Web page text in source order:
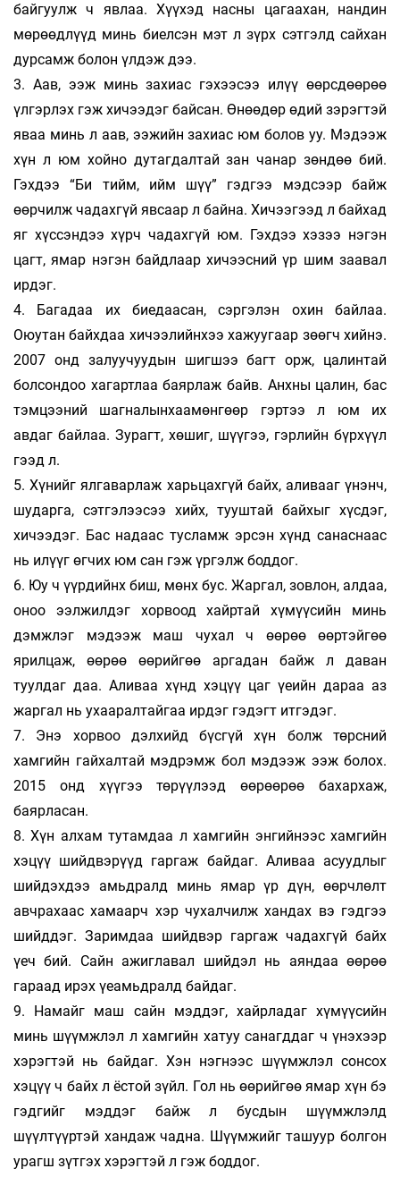
байгуулж ч явлаа. Хүүхэд насны цагаахан, нандин
мөрөөдлүүд минь биелсэн мэт л зүрх сэтгэлд сайхан
дурсамж болон үлдэж дээ.
3. Аав, ээж минь захиас гэхээсээ илүү өөрсдөөрөө
үлгэрлэх гэж хичээдэг байсан. Өнөөдөр өдий зэрэгтэй
яваа минь л аав, ээжийн захиас юм болов уу. Мэдээж
хүн л юм хойно дутагдалтай зан чанар зөндөө бий.
Гэхдээ “Би тийм, ийм шүү” гэдгээ мэдсээр байж
өөрчилж чадахгүй явсаар л байна. Хичээгээд л байхад
яг хүссэндээ хүрч чадахгүй юм. Гэхдээ хэзээ нэгэн
цагт, ямар нэгэн байдлаар хичээсний үр шим заавал
ирдэг.
4. Багадаа их биедаасан, сэргэлэн охин байлаа.
Оюутан байхдаа хичээлийнхээ хажуугаар зөөгч хийнэ.
2007 онд залуучуудын шигшээ багт орж, цалинтай
болсондоо хагартлаа баярлаж байв. Анхны цалин, бас
тэмцээний шагналынхаамөнгөөр гэртээ л юм их
авдаг байлаа. Зурагт, хөшиг, шүүгээ, гэрлийн бүрхүүл
гээд л.
5. Хүнийг ялгаварлаж харьцахгүй байх, аливааг үнэнч,
шударга, сэтгэлээсээ хийх, тууштай байхыг хүсдэг,
хичээдэг. Бас надаас тусламж эрсэн хүнд санаснаас
нь илүүг өгчих юм сан гэж үргэлж боддог.
6. Юу ч үүрдийнх биш, мөнх бус. Жаргал, зовлон, алдаа,
оноо ээлжилдэг хорвоод хайртай хүмүүсийн минь
дэмжлэг мэдээж маш чухал ч өөрөө өөртэйгөө
ярилцаж, өөрөө өөрийгөө аргадан байж л даван
туулдаг даа. Аливаа хүнд хэцүү цаг үеийн дараа аз
жаргал нь ухааралтайгаа ирдэг гэдэгт итгэдэг.
7. Энэ хорвоо дэлхийд бүсгүй хүн болж төрсний
хамгийн гайхалтай мэдрэмж бол мэдээж ээж болох.
2015 онд хүүгээ төрүүлээд өөрөөрөө бахархаж,
баярласан.
8. Хүн алхам тутамдаа л хамгийн энгийнээс хамгийн
хэцүү шийдвэрүүд гаргаж байдаг. Аливаа асуудлыг
шийдэхдээ амьдралд минь ямар үр дүн, өөрчлөлт
авчрахаас хамаарч хэр чухалчилж хандах вэ гэдгээ
шийддэг. Заримдаа шийдвэр гаргаж чадахгүй байх
үеч бий. Сайн ажиглавал шийдэл нь аяндаа өөрөө
гараад ирэх үеамьдралд байдаг.
9. Намайг маш сайн мэддэг, хайрладаг хүмүүсийн
минь шүүмжлэл л хамгийн хатуу санагддаг ч үнэхээр
хэрэгтэй нь байдаг. Хэн нэгнээс шүүмжлэл сонсох
хэцүү ч байх л ёстой зүйл. Гол нь өөрийгөө ямар хүн бэ
гэдгийг мэддэг байж л бусдын шүүмжлэлд
шүүлтүүртэй хандаж чадна. Шүүмжийг ташуур болгон
урагш зүтгэх хэрэгтэй л гэж боддог.